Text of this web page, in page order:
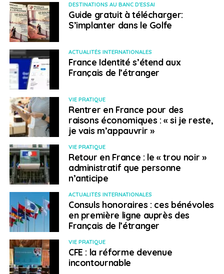
DESTINATIONS AU BANC D'ESSAI
Guide gratuit à télécharger:
S’implanter dans le Golfe
ACTUALITÉS INTERNATIONALES
France Identité s’étend aux
Français de l’étranger
VIE PRATIQUE
Rentrer en France pour des
raisons économiques : « si je reste,
je vais m’appauvrir »
VIE PRATIQUE
Retour en France : le « trou noir »
administratif que personne
n’anticipe
ACTUALITÉS INTERNATIONALES
Consuls honoraires : ces bénévoles
en première ligne auprès des
Français de l’étranger
VIE PRATIQUE
CFE : la réforme devenue
incontournable